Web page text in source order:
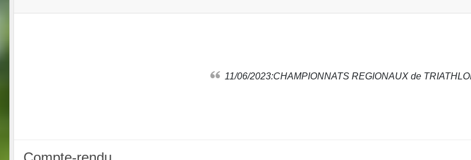
11/06/2023:CHAMPIONNATS REGIONAUX de